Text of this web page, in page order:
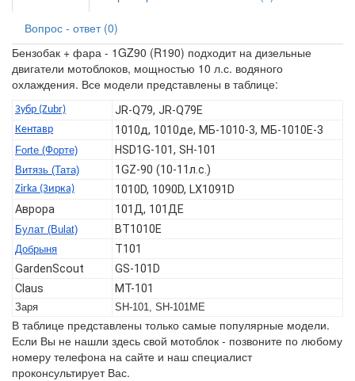
Вопрос - ответ (0)
Бензобак + фара - 1GZ90 (R190) подходит на дизельные
двигатели мотоблоков, мощностью 10 л.с. водяного
охлаждения. Все модели представлены в таблице:
Зубр (Zubr) JR-Q79, JR-Q79E
Кентавр 1010д, 1010де, МБ-1010-3, МБ-1010Е-3
Forte (Форте) HSD1G-101, SH-101
Витязь (Тата) 1GZ-90 (10-11л.с.)
Zirka (Зирка)
1010D, 1090D, LX1091D
Аврора
101Д, 101ДЕ
Булат (Bulat) BT1010E
Добрыня
T101
GardenScout
GS-101D
Claus
MT-101
Заря SH-101, SH-101ME
В таблице представлены только самые популярные модели.
Если Вы не нашли здесь свой мотоблок - позвоните по любому
номеру телефона на сайте и наш специалист
проконсультирует Вас.